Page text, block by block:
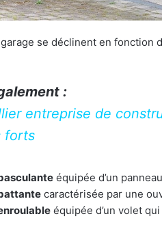
se déclinent en fonction
:
entreprise de
forts
équipée d’un
caractérisée par une
équipée d’un volet